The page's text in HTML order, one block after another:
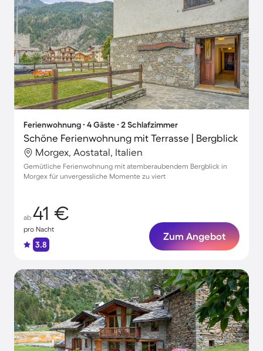
Ferienwohnung ∙ 4 Gäste ∙ 2 Schlafzimmer
Schöne Ferienwohnung mit Terrasse | Bergblick
Morgex, Aostatal, Italien
Gemütliche Ferienwohnung mit atemberaubendem Bergblick in
Morgex für unvergessliche Momente zu viert
ab 41 €
pro Nacht
3.8
Zum Angebot